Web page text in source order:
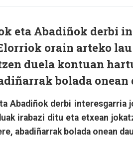
eta Abadiñok derbi
orain arteko
duela kontuan
bolada
Abadiñok derbi interesgarria
irabazi ditu eta etxean
abadiñarrak bolada onean